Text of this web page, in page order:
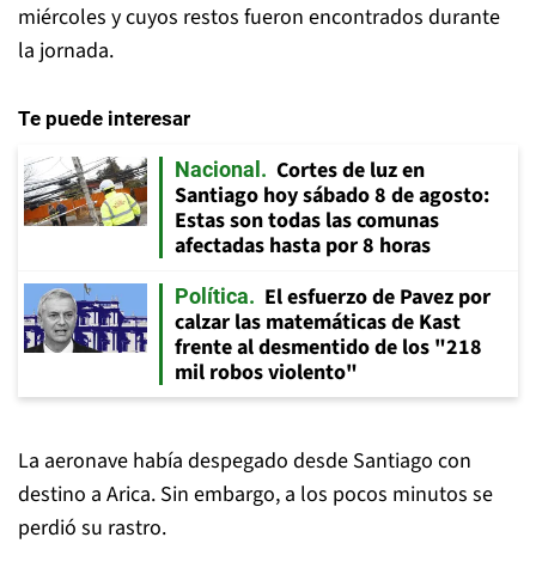
miércoles y cuyos restos fueron encontrados durante
la jornada.
Te puede interesar
Nacional
Cortes de luz en
Santiago hoy sábado 8 de agosto:
Estas son todas las comunas
afectadas hasta por 8 horas
Política
El esfuerzo de Pavez por
calzar las matemáticas de Kast
frente al desmentido de los "218
mil robos violento"
La aeronave había despegado desde Santiago con
destino a Arica. Sin embargo, a los pocos minutos se
perdió su rastro.